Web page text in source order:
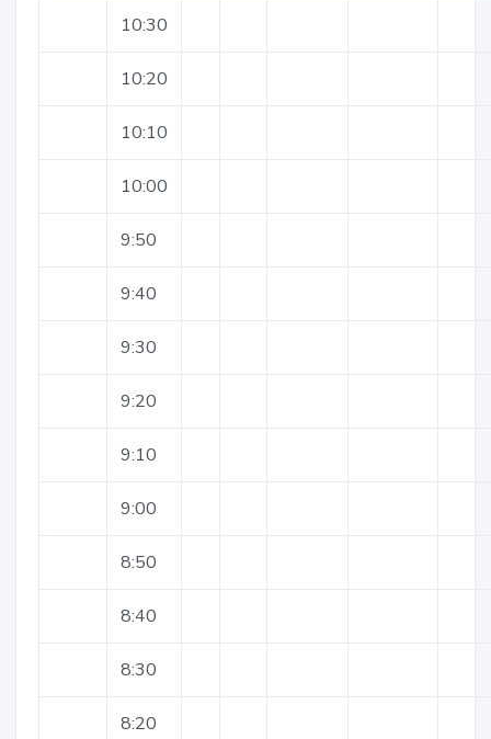
10:30
10:20
10:10
10:00
9:50
9:40
9:30
9:20
9:10
9:00
8:50
8:40
8:30
8:20